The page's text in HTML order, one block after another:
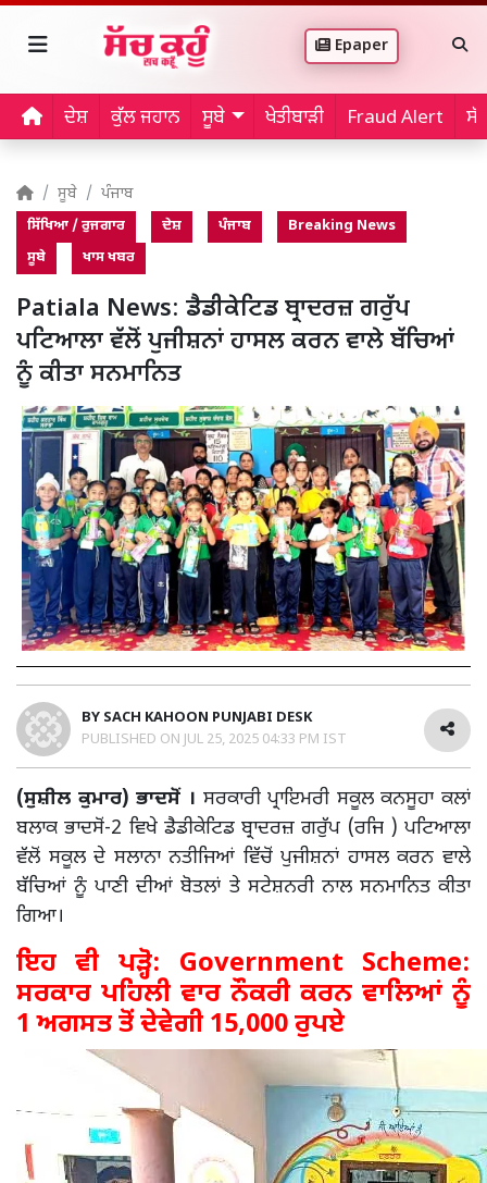
Epaper
ਦੇਸ਼ ਕੁੱਲ ਜਹਾਨ ਸੂਬੇ ਖੇਤੀਬਾੜੀ Fraud Alert
ਸੂਬੇ ਪੰਜਾਬ
ਸਿੱਖਿਆ / ਰੁਜਗਾਰ ਦੇਸ਼ ਪੰਜਾਬ
Breaking News
ਸੂਬੇ
ਖਾਸ ਖਬਰ
Patiala News: ਡੈਡੀਕੇਟਿਡ ਬ੍ਰਾਦਰਜ਼ ਗਰੁੱਪ
ਪਟਿਆਲਾ ਵੱਲੋਂ ਪੁਜੀਸ਼ਨਾਂ ਹਾਸਲ ਕਰਨ ਵਾਲੇ ਬੱਚਿਆਂ
ਨੂੰ ਕੀਤਾ ਸਨਮਾਨਿਤ
BY SACH KAHOON PUNJABI DESK
PUBLISHED ON JUL 25, 2025 04:33 PM IST
(ਸੁਸ਼ੀਲ ਕੁਮਾਰ) ਭਾਦਸੋਂ । ਸਰਕਾਰੀ ਪ੍ਰਾਇਮਰੀ ਸਕੂਲ ਕਨਸੂਹਾ ਕਲਾਂ
ਬਲਾਕ ਭਾਦਸੋਂ-2‌ ਵਿਖੇ ਡੈਡੀਕੇਟਿਡ ਬ੍ਰਾਦਰਜ਼ ਗਰੁੱਪ (ਰਜਿ ) ਪਟਿਆਲਾ
ਵੱਲੋਂ ਸਕੂਲ ਦੇ ਸਲਾਨਾ ਨਤੀਜਿਆਂ ਵਿੱਚੋਂ ਪੁਜੀਸ਼ਨਾਂ ਹਾਸਲ ਕਰਨ ਵਾਲੇ
ਬੱਚਿਆਂ ਨੂੰ ਪਾਣੀ ਦੀਆਂ ਬੋਤਲਾਂ ਤੇ ਸਟੇਸ਼ਨਰੀ ਨਾਲ ਸਨਮਾਨਿਤ ਕੀਤਾ
ਗਿਆ।
ਇਹ ਵੀ ਪੜ੍ਹੋ: Government Scheme:
ਸਰਕਾਰ ਪਹਿਲੀ ਵਾਰ ਨੌਕਰੀ ਕਰਨ ਵਾਲਿਆਂ ਨੂੰ
1 ਅਗਸਤ ਤੋਂ ਦੇਵੇਗੀ 15,000 ਰੁਪਏ